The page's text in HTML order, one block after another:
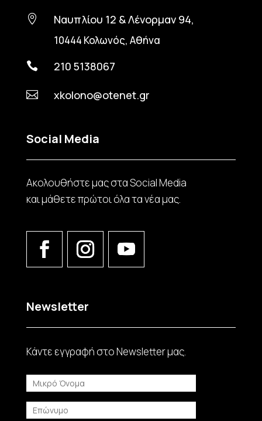
 Ναυπλίου 12 & Λένορμαν 94,
10444 Κολωνός, Αθήνα
 210 5138067
 xkolono@otenet.gr
Social Media
Ακολουθήστε μας στα Social Media
και μάθετε πρώτοι όλα τα νέα μας.
Newsletter
Κάντε εγγραφή στο Νewsletter μας.